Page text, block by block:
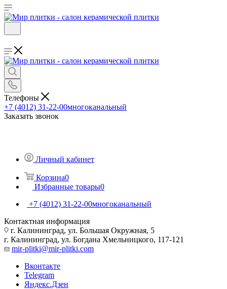
Телефоны
+7 (4012) 31-22-00многоканальный
Заказать звонок
Личный кабинет
Корзина0
Избранные товары0
+7 (4012) 31-22-00многоканальный
Контактная информация
г. Калининград, ул. Большая Окружная, 5
г. Калининград, ул. Богдана Хмельницкого, 117-121
mir-plitki@mir-plitki.com
Вконтакте
Telegram
Яндекс.Дзен